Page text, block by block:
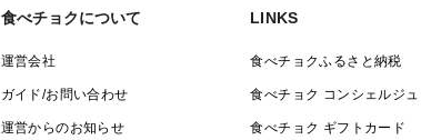
食べチョクについて
運営会社
ガイド/お問い合わせ
運営からのお知らせ
LINKS
食べチョクふるさと納税
食べチョク コンシェルジュ
食べチョク ギフトカード